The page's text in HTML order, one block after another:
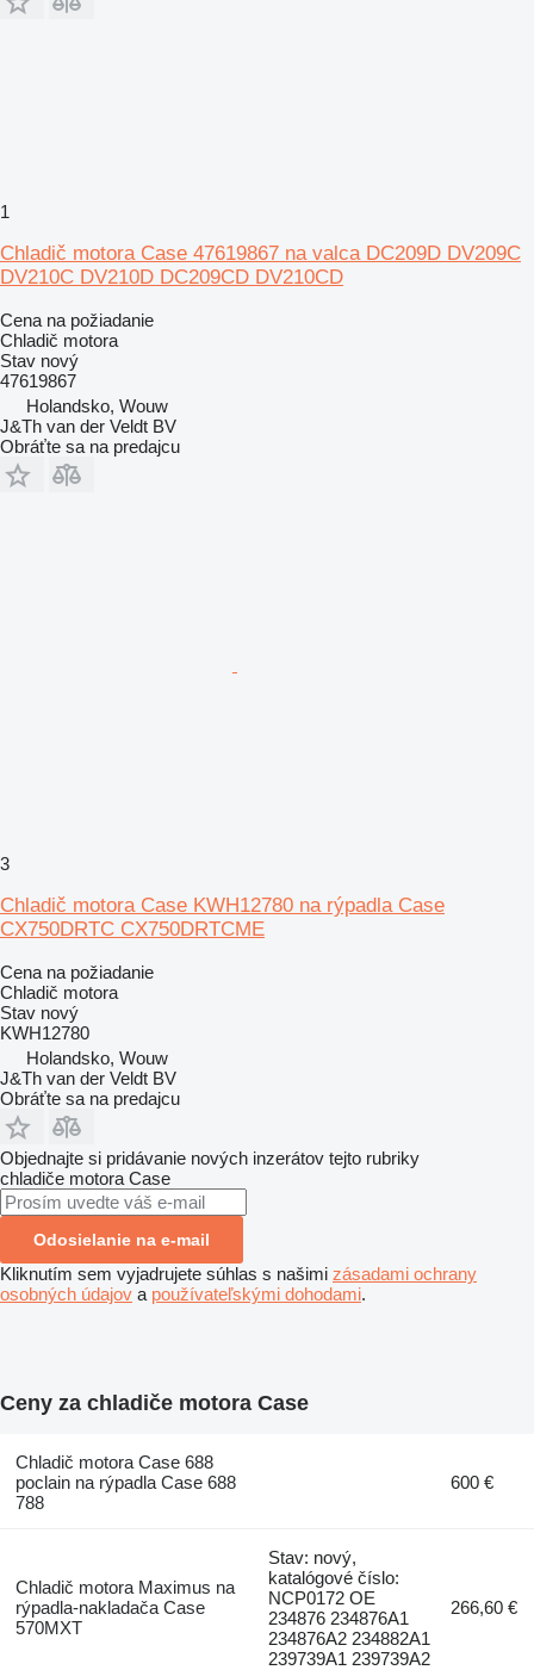
1
Chladič motora Case 47619867 na valca DC209D DV209C
DV210C DV210D DC209CD DV210CD
Cena na požiadanie
Chladič motora
Stav nový
47619867
Holandsko, Wouw
J&Th van der Veldt BV
Obráťte sa na predajcu
3
Chladič motora Case KWH12780 na rýpadla Case
CX750DRTC CX750DRTCME
Cena na požiadanie
Chladič motora
Stav nový
KWH12780
Holandsko, Wouw
J&Th van der Veldt BV
Obráťte sa na predajcu
Objednajte si pridávanie nových inzerátov tejto rubriky
chladiče motora Case
Odosielanie na e-mail
Kliknutím sem vyjadrujete súhlas s našimi zásadami ochrany
osobných údajov a používateľskými dohodami.
Ceny za chladiče motora Case
Chladič motora Case 688
poclain na rýpadla Case 688
788
600 €
Chladič motora Maximus na
rýpadla-nakladača Case
570MXT
Stav: nový,
katalógové číslo:
NCP0172 OE
234876 234876A1
234876A2 234882A1
239739A1 239739A2
266,60 €